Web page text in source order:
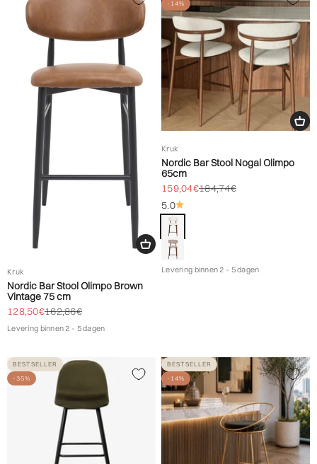
Kruk
Nordic Bar Stool Olimpo Brown
Vintage 75 cm
Biedprijs aanbieden
128,50€Normale prijs
162,86€
Levering binnen 2 - 5 dagen
-14%
Kruk
Nordic Bar Stool Nogal Olimpo
65cm
Biedprijs aanbieden
159,04€Normale prijs
184,74€
5.0
Kleur
Beige
Taupe
Levering binnen 2 - 5 dagen
BESTSELLER
-35%
BESTSELLER
-14%